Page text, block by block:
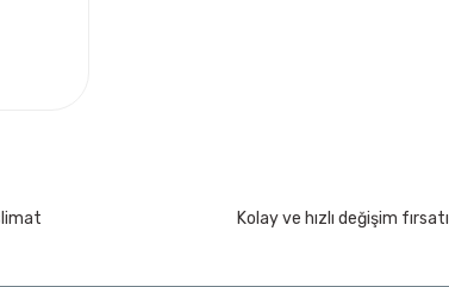
Kolay ve hızlı değişim fırsatı